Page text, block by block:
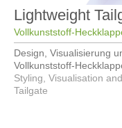
Lightweight
Vollkunststoff-
Design, Visualisierung
Vollkunststoff-
Styling, Visualisation
Tailgate